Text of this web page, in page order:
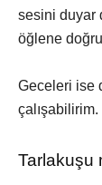
sesini duyar
öğlene
Geceleri ise
Tarlakuşu